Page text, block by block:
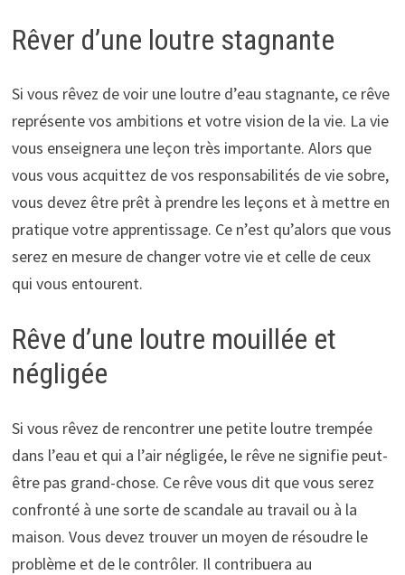
Rêver d’une loutre stagnante
Si vous rêvez de voir une loutre d’eau stagnante, ce rêve
représente vos ambitions et votre vision de la vie. La vie
vous enseignera une leçon très importante. Alors que
vous vous acquittez de vos responsabilités de vie sobre,
vous devez être prêt à prendre les leçons et à mettre en
pratique votre apprentissage. Ce n’est qu’alors que vous
serez en mesure de changer votre vie et celle de ceux
qui vous entourent.
Rêve d’une loutre mouillée et
négligée
Si vous rêvez de rencontrer une petite loutre trempée
dans l’eau et qui a l’air négligée, le rêve ne signifie peut-
être pas grand-chose. Ce rêve vous dit que vous serez
confronté à une sorte de scandale au travail ou à la
maison. Vous devez trouver un moyen de résoudre le
problème et de le contrôler. Il contribuera au